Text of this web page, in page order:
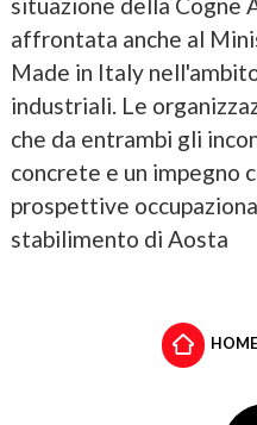
situazione della Cogne
affrontata anche al
Made in Italy
industriali. Le
che da entrambi gli
concrete e un impegno
prospettive
stabilimento di Aosta
HOME